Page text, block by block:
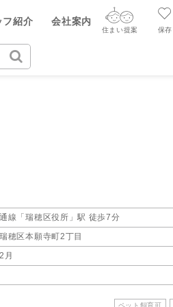
フ紹介 会社案内
保存
住まい提案
不動産エージェントの提案
価格査定を依頼する
相場データを依頼する
売却成功のコツ
買替え成功のポイント
不動産の売却Q&A
もの
線「瑞穂区役所」駅 徒歩7分
穂区本願寺町2丁目
月
ペット飼育可